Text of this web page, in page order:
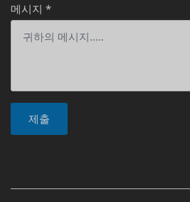
메시지 *
제출